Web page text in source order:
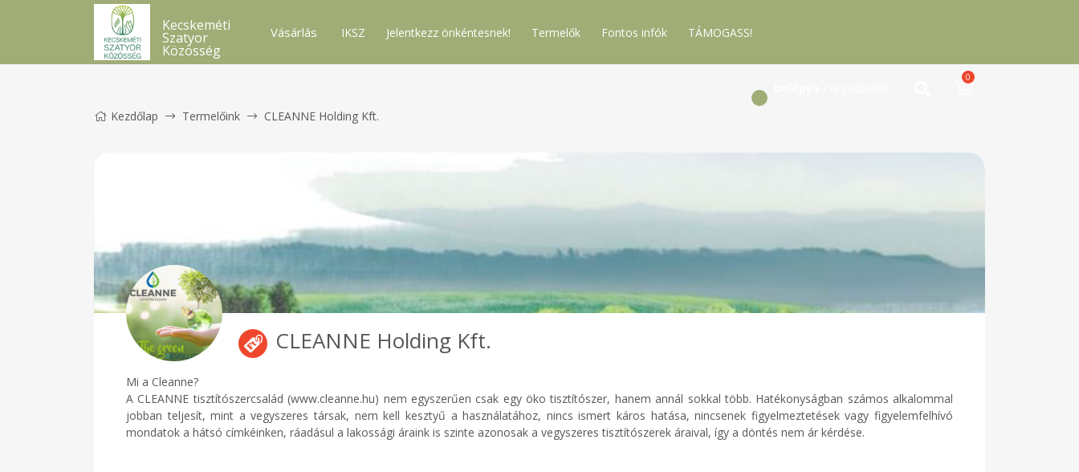
Kecskeméti
Szatyor
Közösség
Vásárlás IKSZ Jelentkezz önkéntesnek! Termelők Fontos infók TÁMOGASS!
0
Kezdőlap Termelőink CLEANNE Holding Kft.
CLEANNE Holding Kft.
Mi a Cleanne?
A CLEANNE tisztítószercsalád (www.cleanne.hu) nem egyszerűen csak egy öko tisztítószer, hanem annál sokkal több. Hatékonyságban számos alkalommal
jobban teljesít, mint a vegyszeres társak, nem kell kesztyű a használatához, nincs ismert káros hatása, nincsenek figyelmeztetések vagy figyelemfelhívó
mondatok a hátsó címkéinken, ráadásul a lakossági áraink is szinte azonosak a vegyszeres tisztítószerek áraival, így a döntés nem ár kérdése.